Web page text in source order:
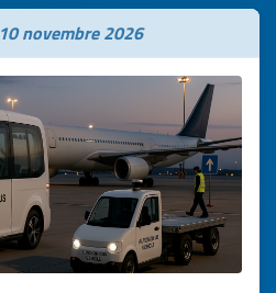
10 novembre 2026